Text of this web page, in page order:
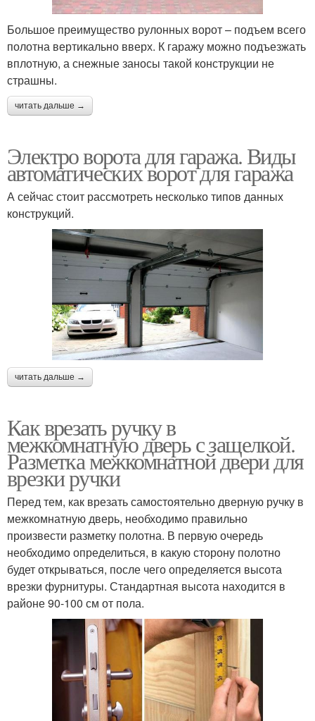
Большое преимущество рулонных ворот – подъем всего
полотна вертикально вверх. К гаражу можно подъезжать
вплотную, а снежные заносы такой конструкции не
страшны.
читать дальше →
Электро ворота для гаража. Виды
автоматических ворот для гаража
А сейчас стоит рассмотреть несколько типов данных
конструкций.
читать дальше →
Как врезать ручку в
межкомнатную дверь с защелкой.
Разметка межкомнатной двери для
врезки ручки
Перед тем, как врезать самостоятельно дверную ручку в
межкомнатную дверь, необходимо правильно
произвести разметку полотна. В первую очередь
необходимо определиться, в какую сторону полотно
будет открываться, после чего определяется высота
врезки фурнитуры. Стандартная высота находится в
районе 90-100 см от пола.